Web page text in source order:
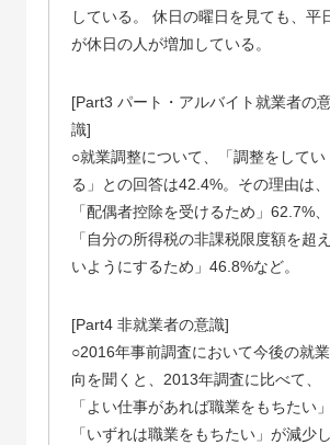
している。 休日の曜日を見ても、平
が休日の人が増加している。
[Part3 パート・アルバイト就業者の
識]
○就業調整について、「調整をしてい
る」との回答は42.4%。その理由は、
「配偶者控除を受けるため」62.7%、
「自分の所得税の非課税限度額を超
いようにするため」46.8%など。
[Part4 非就業者の意識]
○2016年事前調査において今後の就
向を聞くと、2013年調査に比べて、
「よい仕事があれば職業をもちたい
「いずれは職業をもちたい」が減少し